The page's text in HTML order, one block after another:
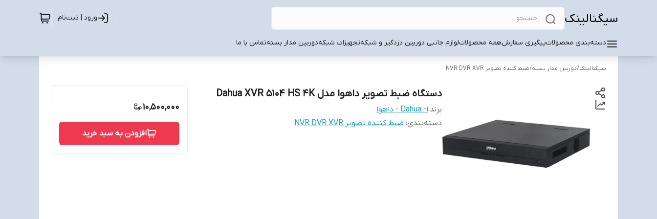
سیگنالینک ورود | ثبت‌نام
دسته‌بندی محصولاتپیگیری سفارشهمه محصولاتلوازم جانبی دوربین دزدگیر و شبکهتجهیزات شبکهدوربین مدار بستهتماس با ما
سیگنالینک/دوربین مدار بسته/ضبط کننده تصویر NVR DVR XVR
دستگاه ضبط تصویر داهوا مدل Dahua XVR 5104 HS 4K
برند:1- Dahua - داهوا
دسته‌بندی: ضبط کننده تصویر NVR DVR XVR
10,500,000
افزودن به سبد خرید